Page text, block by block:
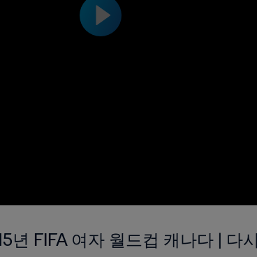
년 FIFA 여자 월드컵 캐나다 | 다